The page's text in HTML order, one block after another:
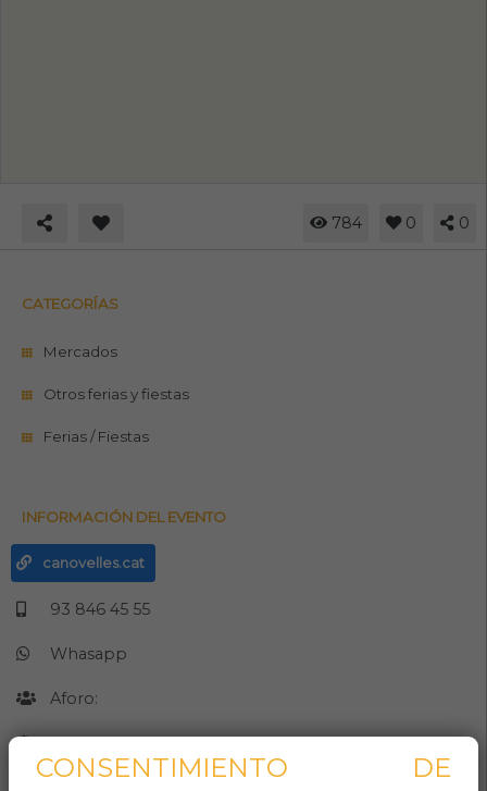
784 0 0
CATEGORÍAS
Mercados
Otros ferias y fiestas
Ferias / Fiestas
INFORMACIÓN DEL EVENTO
canovelles.cat
93 846 45 55
Whasapp
Aforo:
Lugar (sitio llamado comúnmente)
CONSENTIMIENTO DE